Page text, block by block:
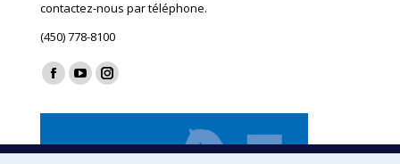
contactez-nous par téléphone.
(450) 778-8100
Find us on:
Facebook
in
YouTube
in
Instagram
in